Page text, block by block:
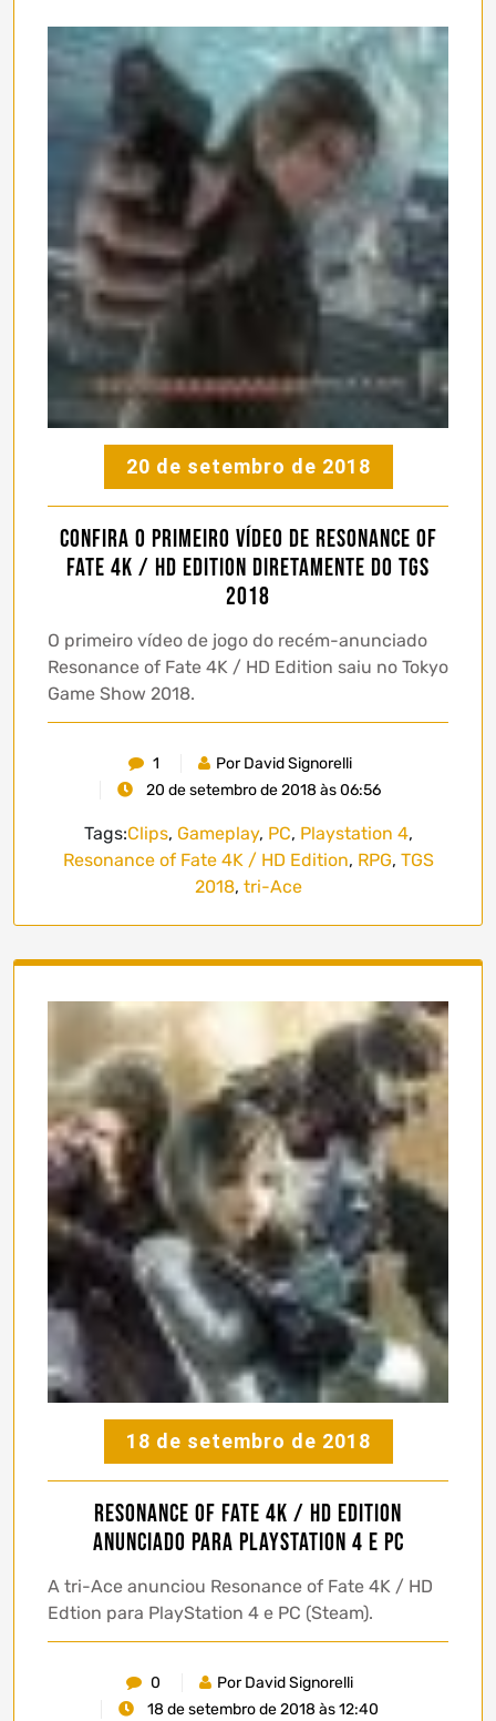
20 de setembro de 2018
Confira o primeiro vídeo de Resonance of
Fate 4K / HD Edition diretamente do TGS
2018
O primeiro vídeo de jogo do recém-anunciado
Resonance of Fate 4K / HD Edition saiu no Tokyo
Game Show 2018.
1
Por David Signorelli
20 de setembro de 2018 às 06:56
Tags:Clips, Gameplay, PC, Playstation 4,
Resonance of Fate 4K / HD Edition, RPG, TGS
2018, tri-Ace
18 de setembro de 2018
Resonance of Fate 4K / HD Edition
anunciado para PlayStation 4 e PC
A tri-Ace anunciou Resonance of Fate 4K / HD
Edtion para PlayStation 4 e PC (Steam).
0
Por David Signorelli
18 de setembro de 2018 às 12:40